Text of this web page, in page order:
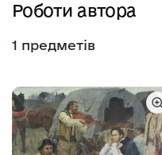
Роботи автора
1 предметів